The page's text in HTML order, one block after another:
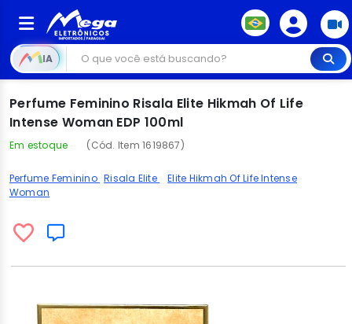
IA
Perfume Feminino Risala Elite Hikmah Of Life
Intense Woman EDP 100ml
Em estoque (Cód. Item 1619867)
Perfume Feminino Risala Elite
Elite Hikmah Of Life Intense
Woman